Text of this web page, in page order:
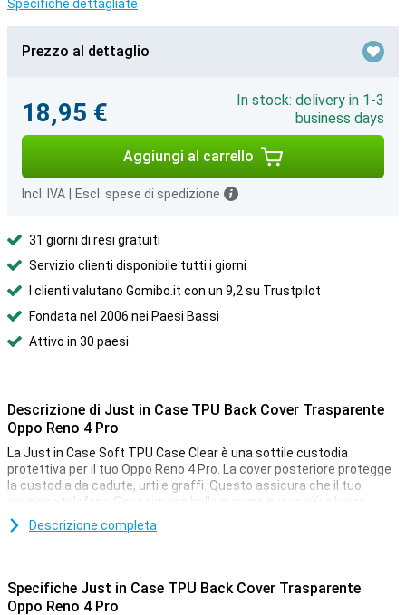
Specifiche dettagliate
Prezzo al dettaglio
18,95 €
In stock: delivery in 1-3
business days
Aggiungi al carrello
Incl. IVA Escl. spese di spedizione
31 giorni di resi gratuiti
Servizio clienti disponibile tutti i giorni
I clienti valutano Gomibo.it con un 9,2 su Trustpilot
Fondata nel 2006 nei Paesi Bassi
Attivo in 30 paesi
Descrizione di Just in Case TPU Back Cover Trasparente
Oppo Reno 4 Pro
La Just in Case Soft TPU Case Clear è una sottile custodia
protettiva per il tuo Oppo Reno 4 Pro. La cover posteriore protegge
la custodia da cadute, urti e graffi. Questo assicura che il tuo
prezioso telefono Oppo rimane bello e come nuovo più a lungo.
Questa custodia per Oppo Reno 4 Pro è realizzata in TPU flessibile
telefono rimane visibile!
Descrizione completa
Specifiche Just in Case TPU Back Cover Trasparente
Oppo Reno 4 Pro